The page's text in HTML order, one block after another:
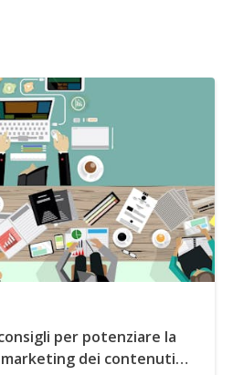
per potenziare la
dei contenuti